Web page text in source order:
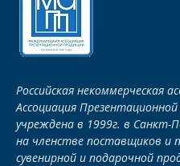
Российская некоммерческая
Ассоциация
учреждена в 1999г. в Санкт-
на членстве поставщиков и
сувенирной и подарочной